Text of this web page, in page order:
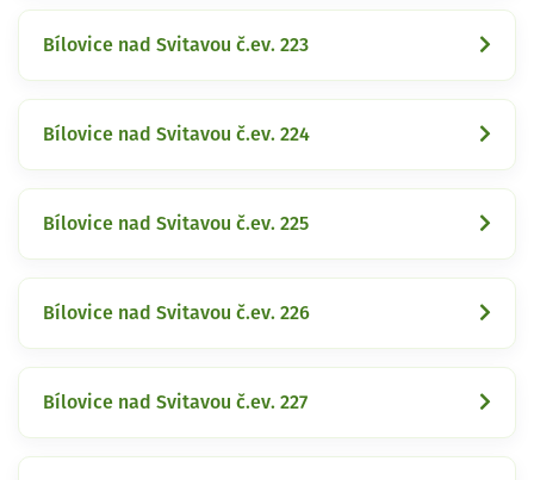
Bílovice nad Svitavou č.ev. 223
Bílovice nad Svitavou č.ev. 224
Bílovice nad Svitavou č.ev. 225
Bílovice nad Svitavou č.ev. 226
Bílovice nad Svitavou č.ev. 227